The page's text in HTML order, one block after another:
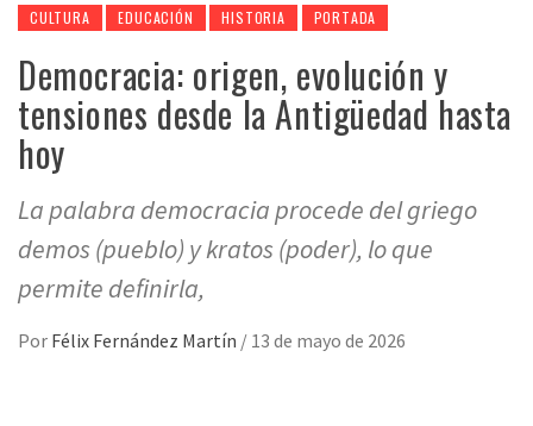
CULTURA EDUCACIÓN HISTORIA PORTADA
Democracia: origen, evolución y
tensiones desde la Antigüedad hasta
hoy
La palabra democracia procede del griego
demos (pueblo) y kratos (poder), lo que
permite definirla,
Por Félix Fernández Martín / 13 de mayo de 2026